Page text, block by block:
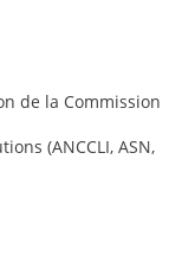
de la Commission
(ANCCLI, ASN,